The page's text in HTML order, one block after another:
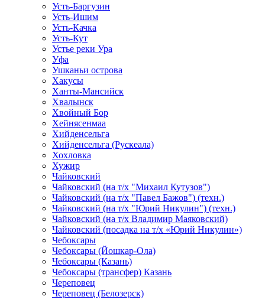
Усть-Баргузин
Усть-Ишим
Усть-Качка
Усть-Кут
Устье реки Ура
Уфа
Ушканьи острова
Хакусы
Ханты-Мансийск
Хвалынск
Хвойный Бор
Хейнясенмаа
Хийденсельга
Хийденсельга (Рускеала)
Хохловка
Хужир
Чайковский
Чайковский (на т/х "Михаил Кутузов")
Чайковский (на т/х "Павел Бажов") (техн.)
Чайковский (на т/х "Юрий Никулин") (техн.)
Чайковский (на т/х Владимир Маяковский)
Чайковский (посадка на т/х «Юрий Никулин»)
Чебоксары
Чебоксары (Йошкар-Ола)
Чебоксары (Казань)
Чебоксары (трансфер) Казань
Череповец
Череповец (Белозерск)